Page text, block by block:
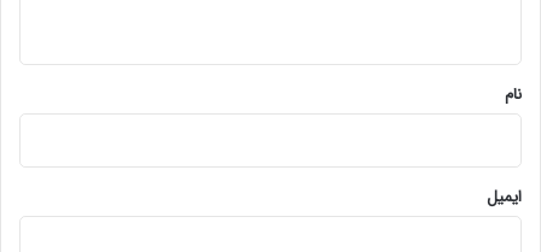
نام
ایمیل